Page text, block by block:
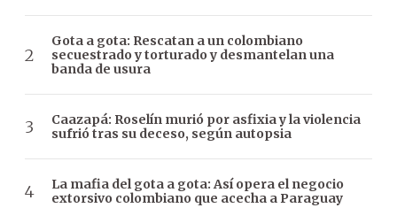
Gota a gota: Rescatan a un colombiano
secuestrado y torturado y desmantelan una
banda de usura
Caazapá: Roselín murió por asfixia y la violencia
sufrió tras su deceso, según autopsia
La mafia del gota a gota: Así opera el negocio
extorsivo colombiano que acecha a Paraguay